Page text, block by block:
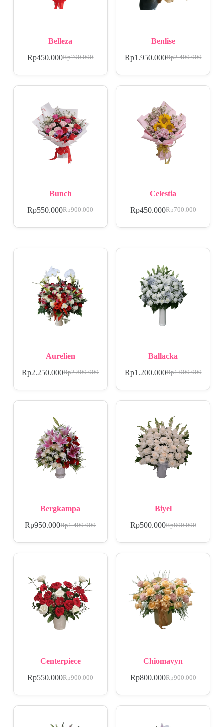
Belleza
Rp700.000
Rp450.000
Benlise
Rp2.400.000
Rp1.950.000
Bunch
Rp900.000
Rp550.000
Celestia
Rp700.000
Rp450.000
Aurelien
Rp2.800.000
Rp2.250.000
Ballacka
Rp1.900.000
Rp1.200.000
Bergkampa
Rp1.400.000
Rp950.000
Biyel
Rp800.000
Rp500.000
Centerpiece
Rp900.000
Rp550.000
Chiomavyn
Rp900.000
Rp800.000